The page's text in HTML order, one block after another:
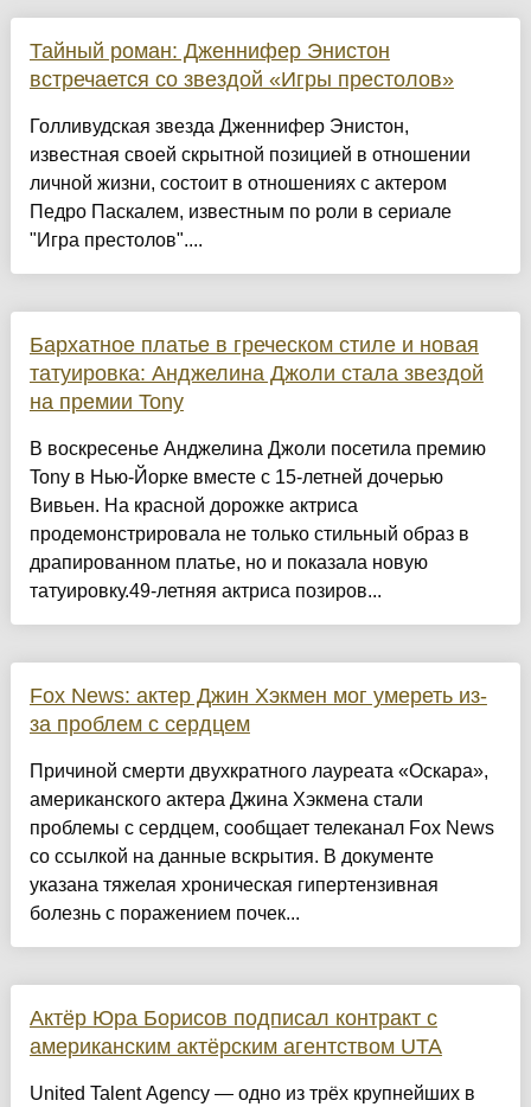
Тайный роман: Дженнифер Энистон
встречается со звездой «Игры престолов»
Голливудская звезда Дженнифер Энистон,
известная своей скрытной позицией в отношении
личной жизни, состоит в отношениях с актером
Педро Паскалем, известным по роли в сериале
"Игра престолов"....
Бархатное платье в греческом стиле и новая
татуировка: Анджелина Джоли стала звездой
на премии Tony
В воскресенье Анджелина Джоли посетила премию
Tony в Нью-Йорке вместе с 15-летней дочерью
Вивьен. На красной дорожке актриса
продемонстрировала не только стильный образ в
драпированном платье, но и показала новую
татуировку.49-летняя актриса позиров...
Fox News: актер Джин Хэкмен мог умереть из-
за проблем с сердцем
Причиной смерти двухкратного лауреата «Оскара»,
американского актера Джина Хэкмена стали
проблемы с сердцем, сообщает телеканал Fox News
со ссылкой на данные вскрытия. В документе
указана тяжелая хроническая гипертензивная
болезнь с поражением почек...
Актёр Юра Борисов подписал контракт с
американским актёрским агентством UTA
United Talent Agency — одно из трёх крупнейших в